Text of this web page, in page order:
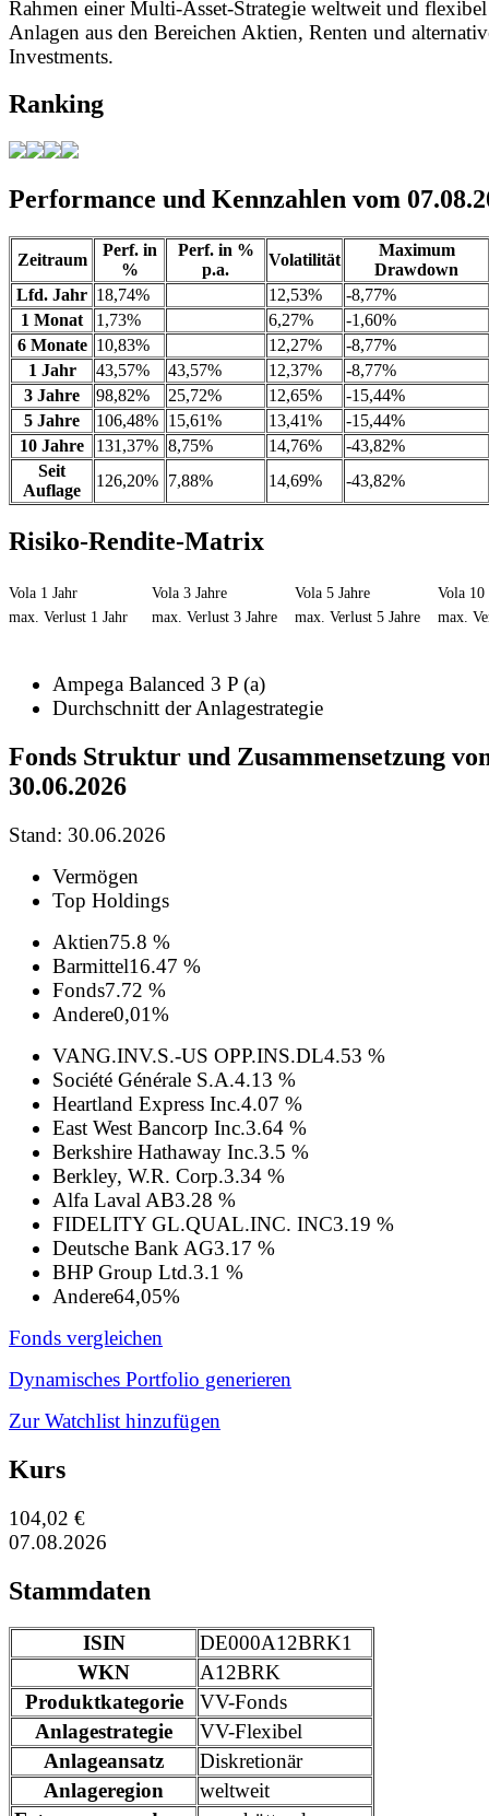
Rahmen einer Multi-Asset-Strategie weltweit und
Anlagen aus den Bereichen Aktien, Renten und
Investments.
Ranking
Performance und Kennzahlen vom
Zeitraum
Perf. in
%
Perf. in %
p.a.
Volatilität
Maximum
Drawdown
Lfd. Jahr 18,74% 12,53%
-8,77%
1 Monat
1,73% 6,27%
-1,60%
6 Monate 10,83% 12,27%
-8,77%
1 Jahr
43,57% 43,57% 12,37%
-8,77%
3 Jahre
98,82% 25,72% 12,65%
-15,44%
5 Jahre
106,48% 15,61% 13,41%
-15,44%
10 Jahre
131,37% 8,75% 14,76%
-43,82%
Seit
Auflage
126,20% 7,88% 14,69% -43,82%
Risiko-Rendite-Matrix
Vola 1 Jahr Vola 3 Jahre Vola 5 Jahre
Vola 10
max. Verlust 1 Jahr
max. Verlust 3 Jahre max. Verlust 5 Jahre max.
Ampega Balanced 3 P (a)
Durchschnitt der Anlagestrategie
Fonds Struktur und Zusammensetzung
30.06.2026
Stand: 30.06.2026
Vermögen
Top Holdings
Aktien75.8 %
Barmittel16.47 %
Fonds7.72 %
Andere0,01%
VANG.INV.S.-US OPP.INS.DL4.53 %
Société Générale S.A.4.13 %
Heartland Express Inc.4.07 %
East West Bancorp Inc.3.64 %
Berkshire Hathaway Inc.3.5 %
Berkley, W.R. Corp.3.34 %
Alfa Laval AB3.28 %
FIDELITY GL.QUAL.INC. INC3.19 %
Deutsche Bank AG3.17 %
BHP Group Ltd.3.1 %
Andere64,05%
Fonds vergleichen
Dynamisches Portfolio generieren
Zur Watchlist hinzufügen
Kurs
104,02 €
07.08.2026
Stammdaten
ISIN
DE000A12BRK1
WKN
A12BRK
Produktkategorie
VV-Fonds
Anlagestrategie
VV-Flexibel
Anlageansatz
Diskretionär
Anlageregion
weltweit